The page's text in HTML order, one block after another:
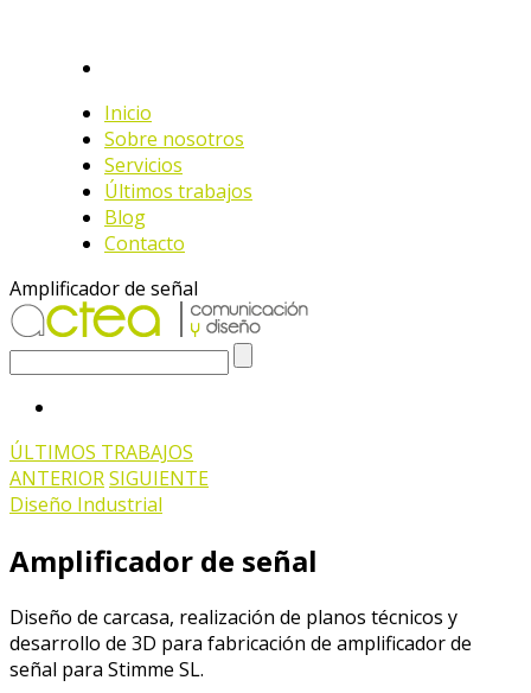
Inicio
Sobre nosotros
Servicios
Últimos trabajos
Blog
Contacto
Amplificador de señal
ÚLTIMOS TRABAJOS
ANTERIORSIGUIENTE
Diseño Industrial
Amplificador de señal
Diseño de carcasa, realización de planos técnicos y
desarrollo de 3D para fabricación de amplificador de
señal para Stimme SL.